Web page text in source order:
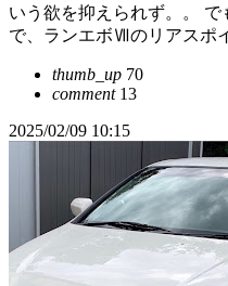
いう欲を抑えられず。。
で、ランエボⅦのリアスポ
thumb_up 70
comment13
2025/02/09 10:15